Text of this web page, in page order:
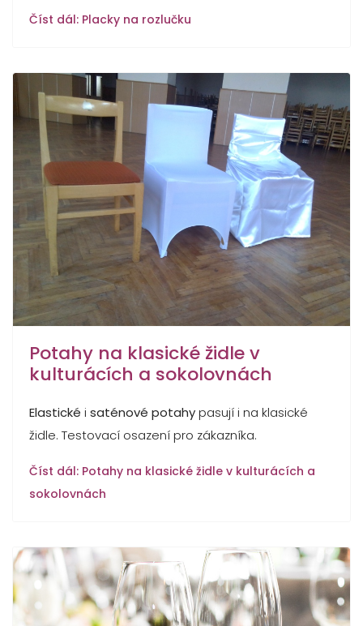
Číst dál: Placky na rozlučku
Potahy na klasické židle v
kulturácích a sokolovnách
Elastické i saténové potahypasují i na klasické
židle. Testovací osazení pro zákazníka.
Číst dál: Potahy na klasické židle v kulturácích a
sokolovnách